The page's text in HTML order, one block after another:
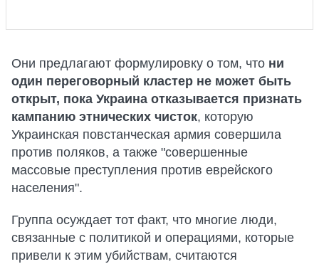
Они предлагают формулировку о том, что ни
один переговорный кластер не может быть
открыт, пока Украина отказывается признать
кампанию этнических чисток, которую
Украинская повстанческая армия совершила
против поляков, а также "совершенные
массовые преступления против еврейского
населения".
Группа осуждает тот факт, что многие люди,
связанные с политикой и операциями, которые
привели к этим убийствам, считаются